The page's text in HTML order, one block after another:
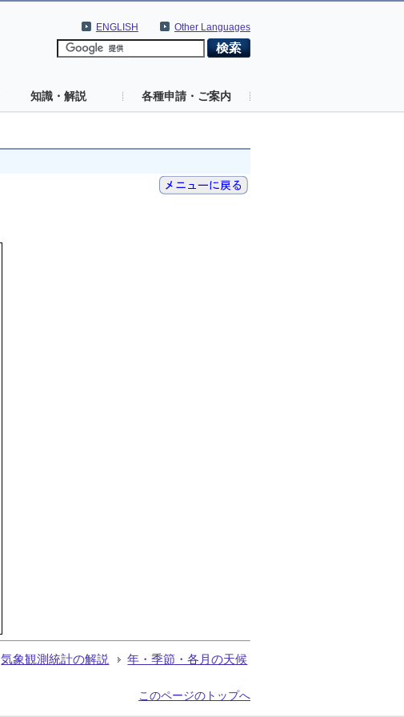
Other Languages
ENGLISH
知識・解説 各種申請・ご案内
気象観測統計の解説 年・季節・各月の天候
このページのトップへ